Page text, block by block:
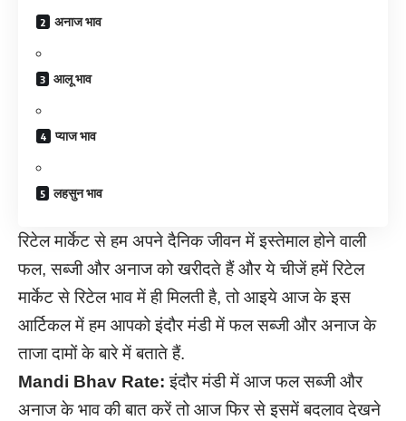
अनाज भाव
आलू भाव
प्याज भाव
लहसुन भाव
रिटेल मार्केट से हम अपने दैनिक जीवन में इस्तेमाल होने वाली
फल, सब्जी और अनाज को खरीदते हैं और ये चीजें हमें रिटेल
मार्केट से रिटेल भाव में ही मिलती है, तो आइये आज के इस
आर्टिकल में हम आपको इंदौर मंडी में फल सब्जी और अनाज के
ताजा दामों के बारे में बताते हैं.
Mandi Bhav Rate: इंदौर मंडी में आज फल सब्जी और
अनाज के भाव की बात करें तो आज फिर से इसमें बदलाव देखने